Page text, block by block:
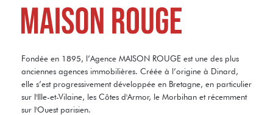
Fondée en 1895, l’Agence MAISON ROUGE est une des plus
anciennes agences immobilières. Créée à l’origine à Dinard,
elle s’est progressivement développée en Bretagne, en particulier
sur l'Ille-et-Vilaine, les Côtes d'Armor, le Morbihan et récemment
sur l'Ouest parisien.